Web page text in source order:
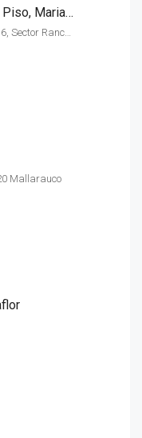
Venta, Casa con Parcela, 1 Piso, Maria Pinto
El parrón S/N, parcela N°29, lote 6, Sector Ranchillo Adentro
Mallarauco